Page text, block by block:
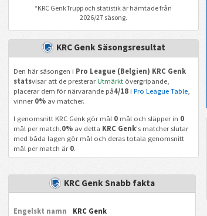
*KRC GenkTrupp och statistik är hämtade från
2026/27 säsong.
KRC Genk Säsongsresultat
Den här säsongen i Pro League (Belgien) KRC Genk
statsvisar att de presterarUtmärktövergripande,
placerar dem för närvarande på4/18i Pro League Table,
vinner 0%av matcher.
I genomsnitt KRC Genk gör mål 0mål och släpper in 0
mål per match.0%av detta KRC Genk's matcher slutar
med båda lagen gör mål och deras totala genomsnitt
mål per match är 0.
KRC Genk Snabb fakta
Engelskt namn KRC Genk